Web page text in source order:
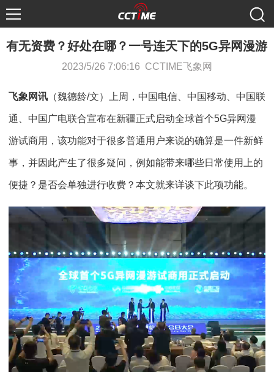
有无资费？好处在哪？一号连天下的5G异网漫游
2023/5/26 7:06:16 CCTIME飞象网
飞象网讯 （魏德龄/文）上周，中国电信、中国移动、中国联
通、中国广电联合宣布在新疆正式启动全球首个5G异网漫
游试商用，该功能对于很多普通用户来说的确算是一件新鲜
事，并因此产生了很多疑问，例如能带来哪些日常使用上的
便捷？是否会单独进行收费？本文就来详谈下此项功能。